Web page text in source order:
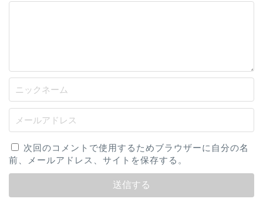
次回のコメントで使用するためブラウザーに自分の名
前、メールアドレス、サイトを保存する。